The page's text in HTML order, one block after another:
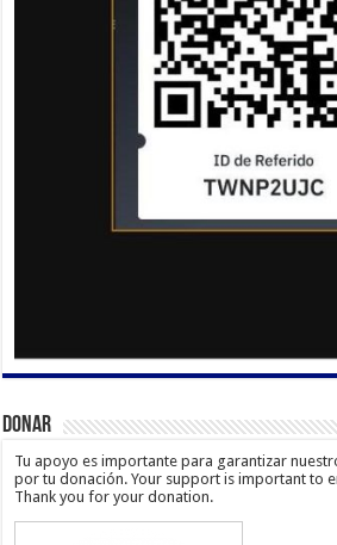
Donar
Tu apoyo es importante para garantizar
por tu donación. Your support is important to
Thank you for your donation.